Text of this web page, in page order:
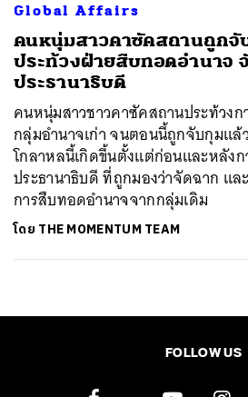
Global Affairs
คนหนุ่มสาวคาซัคสถานถูก
ประท้วงฝ่ายสืบทอดอำนาจ
ประธานาธิบดี
คนหนุ่มสาวชาวคาซัคสถานประท้วง
กลุ่มอำนาจเก่า จนตอนนี้ถูกจับกุมแ
โกลาหลนี้เกิดขึ้นตั้งแต่ก่อนและหลังก
ประธานาธิบดี ที่ถูกมองว่าจัดฉาก แล
การสืบทอดอำนาจจากกลุ่มเดิม
โดย THE MOMENTUM TEAM
FOLLOW US